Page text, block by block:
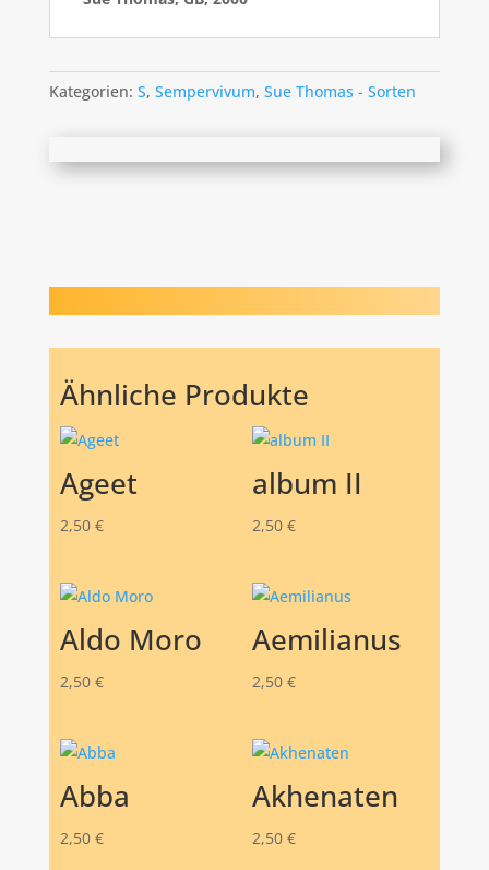
Kategorien: S, Sempervivum, Sue Thomas - Sorten
Ähnliche Produkte
Ageet
2,50 €
album II
2,50 €
Aldo Moro
2,50 €
Aemilianus
2,50 €
Abba
2,50 €
Akhenaten
2,50 €